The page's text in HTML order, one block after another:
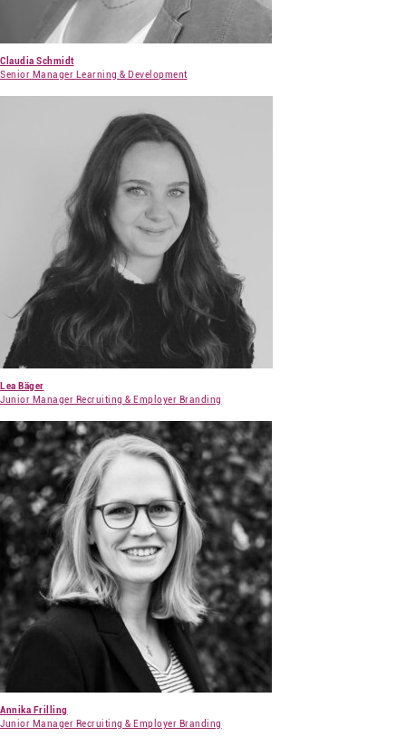
Claudia Schmidt
Senior Manager Learning & Development
Lea Bäger
Junior Manager Recruiting & Employer Branding
Annika Frilling
Junior Manager Recruiting & Employer Branding